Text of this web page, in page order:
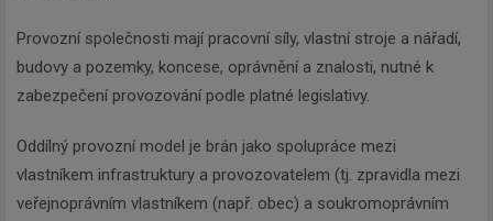
Provozní společnosti mají pracovní síly, vlastní stroje a nářadí,
budovy a pozemky, koncese, oprávnění a znalosti, nutné k
zabezpečení provozování podle platné legislativy.
Oddílný provozní model je brán jako spolupráce mezi
vlastníkem infrastruktury a provozovatelem (tj. zpravidla mezi
veřejnoprávním vlastníkem (např. obec) a soukromoprávním